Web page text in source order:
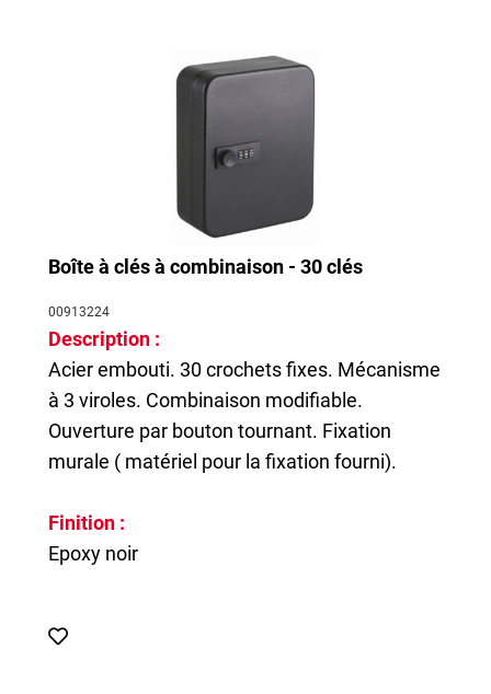
Boîte à clés à combinaison - 30 clés
00913224
Description :
Acier embouti. 30 crochets fixes. Mécanisme
à 3 viroles. Combinaison modifiable.
Ouverture par bouton tournant. Fixation
murale ( matériel pour la fixation fourni).
Finition :
Epoxy noir